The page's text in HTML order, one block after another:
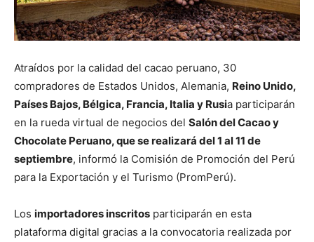
Atraídos por la calidad del cacao peruano, 30
compradores de Estados Unidos, Alemania, Reino Unido,
Países Bajos, Bélgica, Francia, Italia y Rusia participarán
en la rueda virtual de negocios del Salón del Cacao y
Chocolate Peruano, que se realizará del 1 al 11 de
septiembre, informó la Comisión de Promoción del Perú
para la Exportación y el Turismo (PromPerú).
Los importadores inscritos participarán en esta
plataforma digital gracias a la convocatoria realizada por